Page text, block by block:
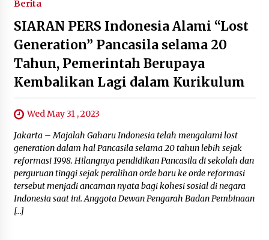
Berita
SIARAN PERS Indonesia Alami “Lost
Generation” Pancasila selama 20
Tahun, Pemerintah Berupaya
Kembalikan Lagi dalam Kurikulum
Wed May 31 , 2023
Jakarta – Majalah Gaharu Indonesia telah mengalami lost
generation dalam hal Pancasila selama 20 tahun lebih sejak
reformasi 1998. Hilangnya pendidikan Pancasila di sekolah dan
perguruan tinggi sejak peralihan orde baru ke orde reformasi
tersebut menjadi ancaman nyata bagi kohesi sosial di negara
Indonesia saat ini. Anggota Dewan Pengarah Badan Pembinaan
[…]